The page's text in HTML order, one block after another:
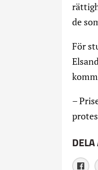
de
För
–